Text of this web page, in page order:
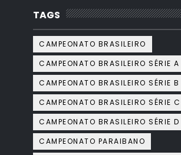
TAGS
CAMPEONATO BRASILEIRO
CAMPEONATO BRASILEIRO SÉRIE A
CAMPEONATO BRASILEIRO SÉRIE B
CAMPEONATO BRASILEIRO SÉRIE C
CAMPEONATO BRASILEIRO SÉRIE D
CAMPEONATO PARAIBANO